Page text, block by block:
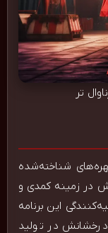
تر
شناخته‌شده
در زمینه کمدی و
این برنامه
در تولید